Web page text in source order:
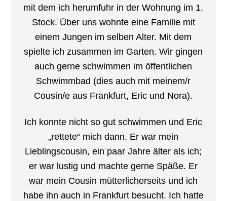
mit dem ich herumfuhr in der Wohnung im 1.
Stock. Über uns wohnte eine Familie mit
einem Jungen im selben Alter. Mit dem
spielte ich zusammen im Garten. Wir gingen
auch gerne schwimmen im öffentlichen
Schwimmbad (dies auch mit meinem/r
Cousin/e aus Frankfurt, Eric und Nora).
Ich konnte nicht so gut schwimmen und Eric
„rettete“ mich dann. Er war mein
Lieblingscousin, ein paar Jahre älter als ich;
er war lustig und machte gerne Späße. Er
war mein Cousin mütterlicherseits und ich
habe ihn auch in Frankfurt besucht. Ich hatte